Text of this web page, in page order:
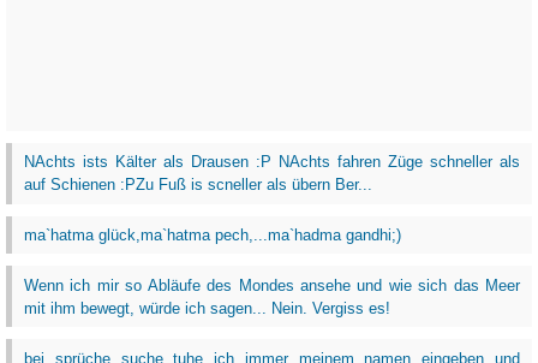
NAchts ists Kälter als Drausen :P NAchts fahren Züge schneller als
auf Schienen :PZu Fuß is scneller als übern Ber...
ma`hatma glück,ma`hatma pech,...ma`hadma gandhi;)
Wenn ich mir so Abläufe des Mondes ansehe und wie sich das Meer
mit ihm bewegt, würde ich sagen... Nein. Vergiss es!
bei sprüche suche tuhe ich immer meinem namen eingeben und